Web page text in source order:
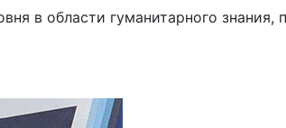
в области гуманитарного знания,